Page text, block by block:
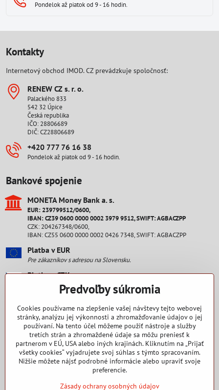
Pondelok až piatok od 9 - 16 hodin.
Kontakty
Internetový obchod IMOD. CZ prevádzkuje spoločnosť:
RENEW CZ s​. r​. o​.
Palackého 833
542 32 Úpice
Česká republika
IČO: 28806689
DIČ: CZ28806689
+420 777 76 16 38
Pondelok až piatok od 9 - 16 hodin.
Bankové spojenie
MONETA Money Bank a​. s​.
EUR: 239799512/0600,
IBAN: CZ39 0600 0000 0002 3979 9512, SWIFT: AGBACZPP
CZK: 204267348/0600,
IBAN: CZ55 0600 0000 0002 0426 7348, SWIFT: AGBACZPP
Platba v EUR
Pre zákazníkov s adresou na Slovensku.
Platba v CZK
Pre zákazníkov s adresou v ČR.
Staňte sa fanúšikom
Facebook
Ako nakupovať
Predvoľby súkromia
Cookies používame na zlepšenie vašej návštevy tejto webovej
stránky, analýzu jej výkonnosti a zhromažďovanie údajov o jej
používaní. Na tento účel môžeme použiť nástroje a služby
tretích strán a zhromaždené údaje sa môžu preniesť k
partnerom v EÚ, USA alebo iných krajinách. Kliknutím na „Prijať
všetky cookies“ vyjadrujete svoj súhlas s týmto spracovaním.
Nižšie môžete nájsť podrobné informácie alebo upraviť svoje
preferencie.
Zásady ochrany osobných údajov